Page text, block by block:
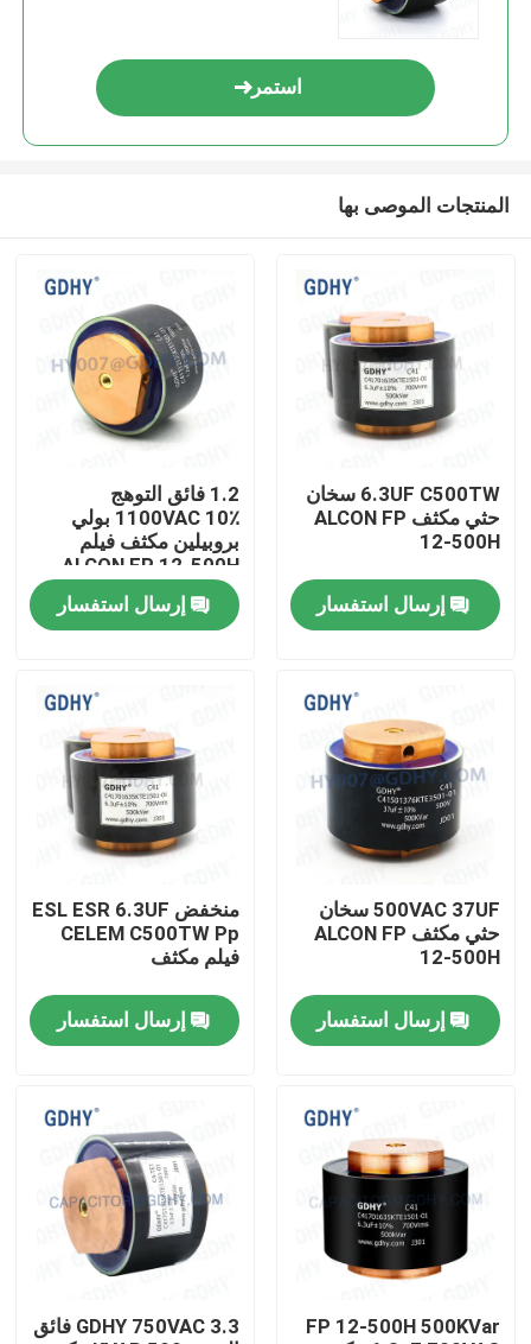
منتجات
معلومات عنا
مراقبة الجودة
اتصل بنا
تبريد مكثف تبريد
مكثف عالي التردد
مكثف MKP X2
استمر
المنتجات الموصى بها
6.3UF C500TW سخان
حثي مكثف ALCON FP
12-500H
إرسال استفسار
1.2 فائق التوهج
1100VAC 10٪ بولي
بروبيلين مكثف فيلم
ALCON FP 12-500H
إرسال استفسار
500VAC 37UF سخان
حثي مكثف ALCON FP
12-500H
إرسال استفسار
منخفض ESL ESR 6.3UF
CELEM C500TW Pp
فيلم مكثف
إرسال استفسار
FP 12-500H 500KVar
GDHY 750VAC 3.3 فائق